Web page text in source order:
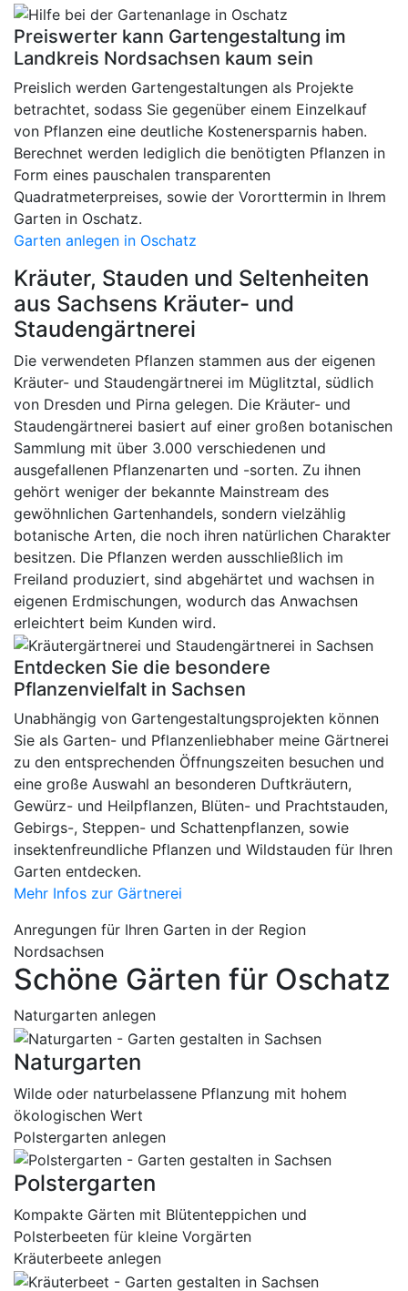
Preiswerter kann Gartengestaltung im
Landkreis Nordsachsen kaum sein
Preislich werden Gartengestaltungen als Projekte
betrachtet, sodass Sie gegenüber einem Einzelkauf
von Pflanzen eine deutliche Kostenersparnis haben.
Berechnet werden lediglich die benötigten Pflanzen in
Form eines pauschalen transparenten
Quadratmeterpreises, sowie der Vororttermin in Ihrem
Garten in Oschatz.
Garten anlegen in Oschatz
Kräuter, Stauden und Seltenheiten
aus Sachsens Kräuter- und
Staudengärtnerei
Die verwendeten Pflanzen stammen aus der eigenen
Kräuter- und Staudengärtnerei im Müglitztal, südlich
von Dresden und Pirna gelegen. Die Kräuter- und
Staudengärtnerei basiert auf einer großen botanischen
Sammlung mit über 3.000 verschiedenen und
ausgefallenen Pflanzenarten und -sorten. Zu ihnen
gehört weniger der bekannte Mainstream des
gewöhnlichen Gartenhandels, sondern vielzählig
botanische Arten, die noch ihren natürlichen Charakter
besitzen. Die Pflanzen werden ausschließlich im
Freiland produziert, sind abgehärtet und wachsen in
eigenen Erdmischungen, wodurch das Anwachsen
erleichtert beim Kunden wird.
Entdecken Sie die besondere
Pflanzenvielfalt in Sachsen
Unabhängig von Gartengestaltungsprojekten können
Sie als Garten- und Pflanzenliebhaber meine Gärtnerei
zu den entsprechenden Öffnungszeiten besuchen und
eine große Auswahl an besonderen Duftkräutern,
Gewürz- und Heilpflanzen, Blüten- und Prachtstauden,
Gebirgs-, Steppen- und Schattenpflanzen, sowie
insektenfreundliche Pflanzen und Wildstauden für Ihren
Garten entdecken.
Mehr Infos zur Gärtnerei
Anregungen für Ihren Garten in der Region
Nordsachsen
Schöne Gärten für Oschatz
Naturgarten anlegen
Naturgarten
Wilde oder naturbelassene Pflanzung mit hohem
ökologischen Wert
Polstergarten anlegen
Polstergarten
Kompakte Gärten mit Blütenteppichen und
Polsterbeeten für kleine Vorgärten
Kräuterbeete anlegen